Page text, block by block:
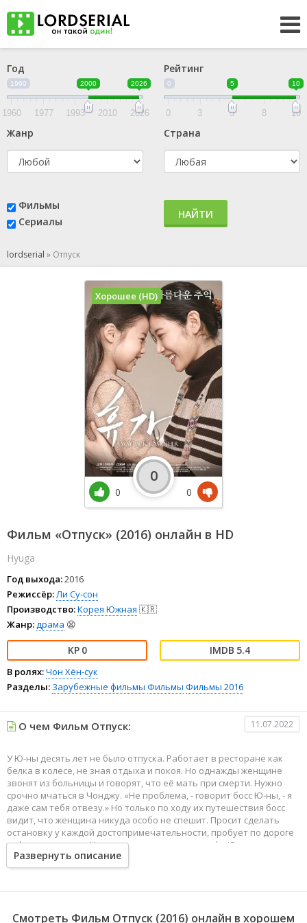
Год
1960 2000 2026
1960 1977 1993 2010 2026
Рейтинг
0 5 10
0 3 5 8 10
Жанр Страна
Фильмы
Сериалы
НАЙТИ
lordserial » Отпуск
Фильм «Отпуск» (2016) онлайн в HD
Hyuga
Год выхода:2016
Режиссёр:Ли Су-сон
Производство:Корея Южная 🇰🇷
Жанр:драма 😫
0 5.4
В ролях:Чон Хён-сук
Разделы: Зарубежные фильмы Фильмы Фильмы 2016
Хорошее (HD)
0
0
0
О чем Фильм Отпуск: 11.07.2022
У Ю-ны десять лет не было отпуска. Работает в ресторане как
белка в колесе, не зная отдыха и покоя. Но однажды женщине
звонят из больницы и говорят, что её мать при смерти. Нужно
срочно мчаться в Чонджу. «Не проблема, - говорит босс Ю-ны, - я
даже сам тебя отвезу.» Но только по ходу их путешествия босс
видит, что женщина никуда особо не спешит. Просит сделать
остановку у каждой достопримечательности, пробует по дороге
кофе и вкусняшки. На удивленные вопросы шефа Ю-на долго не
отвечает, но однажды рассказывает ему историю своего
детства.
Развернуть описание
Смотреть Фильм Отпуск (2016) онлайн в хорошем